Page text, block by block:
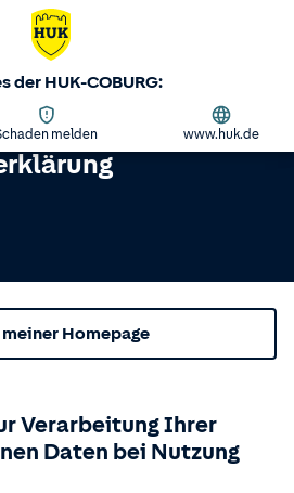
der HUK-COBURG:
melden www.huk.de
meiner Homepage
Verarbeitung Ihrer
Daten bei Nutzung